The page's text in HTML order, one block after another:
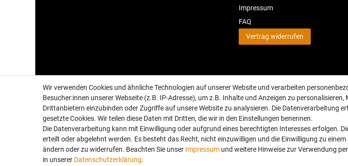
Impressum
FAQ
Vertrag widerrufen
Folgen Sie uns auch auf:
Wir verwenden Cookies und ähnliche Technologien auf unserer Website und verarbeiten
Besucher:innen unserer Webseite (z.B. IP-Adresse), um z.B. Inhalte und Anzeigen zu personalisieren,
Drittanbietern einzubinden oder Zugriffe auf unsere Website zu analysieren. Die Datenverarbeitung
gesetzte Cookies. Wir teilen diese Daten mit Dritten, die wir in den Einstellungen benennen.
Die Datenverarbeitung kann mit Einwilligung oder aufgrund eines berechtigten Interesses erfolgen.
erteilt oder abgelehnt werden. Es besteht das Recht, nicht einzuwilligen und die Einwilligung zu
ändern oder zu widerrufen. Beachten Sie unser Impressum und weitere Hinweise zur Verwendung
in unserer Daten­schutz­erklärung.